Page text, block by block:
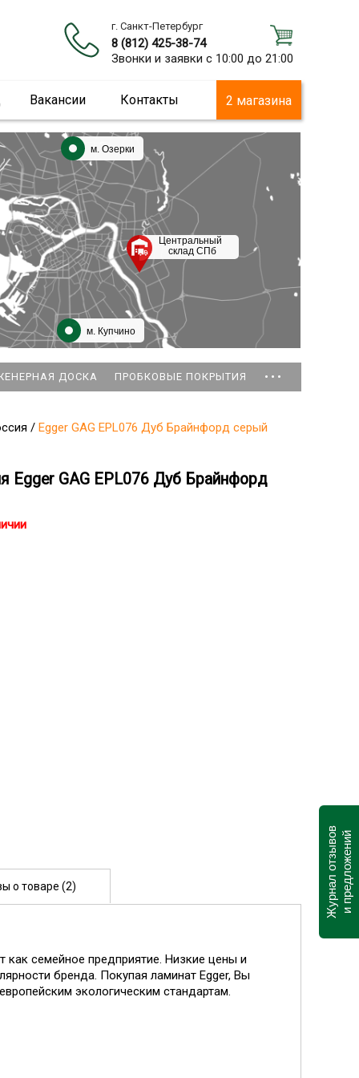
г. Санкт-Петербург
8 (812) 425-38-74
Звонки и заявки с 10:00 до 21:00
Вакансии Контакты 2 магазина
м. Озерки
м. Купчино
Центральный
склад СПб
ДОСКА ПРОБКОВЫЕ ПОКРЫТИЯ ...
/ Egger GAG EPL076 Дуб Брайнфорд серый
Egger GAG EPL076 Дуб Брайнфорд
о товаре (2)
как семейное предприятие. Низкие цены и
бренда. Покупая ламинат Egger, Вы
экологическим стандартам.
Журнал отзывови предложений